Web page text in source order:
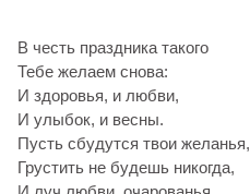
В честь праздника такого
Тебе желаем снова:
И здоровья, и любви,
И улыбок, и весны.
Пусть сбудутся твои желанья,
Грустить не будешь никогда,